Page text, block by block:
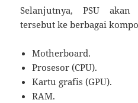
Selanjutnya, PSU akan
tersebut ke berbagai
Motherboard.
Prosesor (CPU).
Kartu grafis (GPU).
RAM.